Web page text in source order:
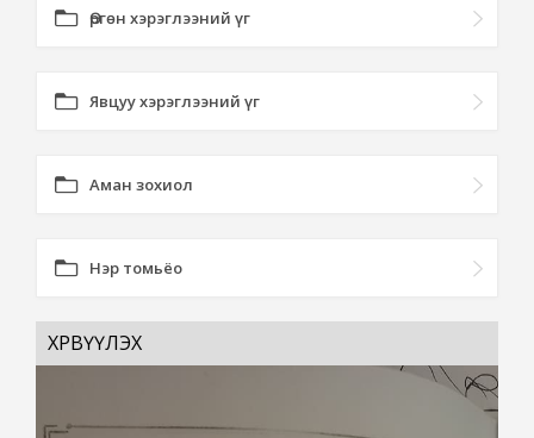
Өргөн хэрэглээний үг
Явцуу хэрэглээний үг
Аман зохиол
Нэр томьёо
ХӨРВҮҮЛЭХ